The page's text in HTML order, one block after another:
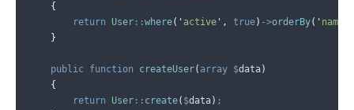
{
return
User ::where( ' active ' , true) ->orderBy( ' name
}
public function createUser( array $data)
{
return
User :: create( $data) ;